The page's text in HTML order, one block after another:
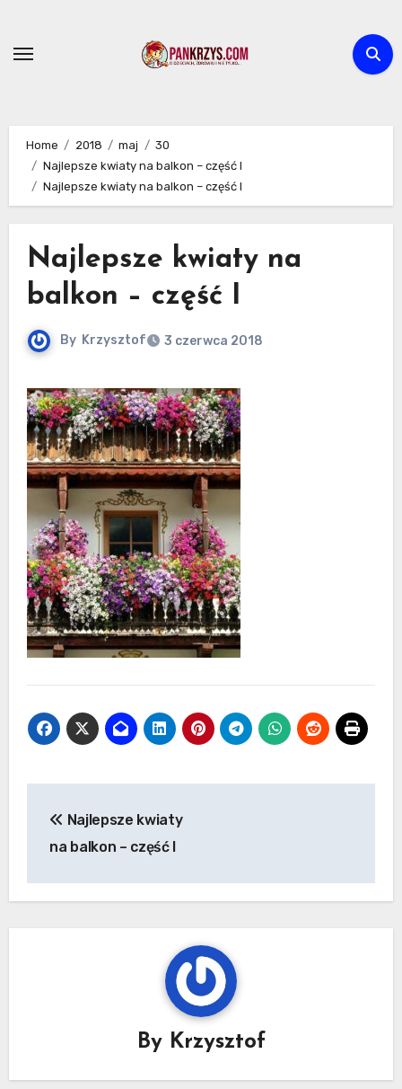
content
Home 2018 maj
30
Najlepsze kwiaty na balkon – część I
Najlepsze kwiaty na balkon – część I
Najlepsze kwiaty na
balkon – część I
By Krzysztof 3 czerwca 2018
wpisu
Najlepsze kwiaty
na balkon – część I
By Krzysztof